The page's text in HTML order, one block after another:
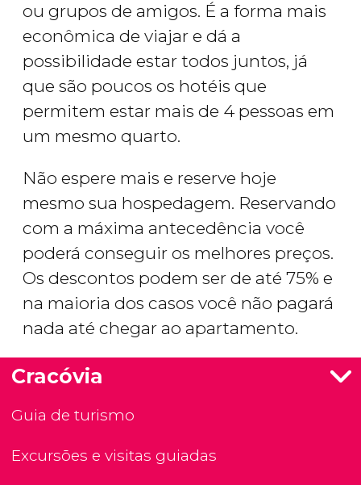
ou grupos de amigos. É a forma mais
econômica de viajar e dá a
possibilidade estar todos juntos, já
que são poucos os hotéis que
permitem estar mais de 4 pessoas em
um mesmo quarto.
Não espere mais e reserve hoje
mesmo sua hospedagem. Reservando
com a máxima antecedência você
poderá conseguir os melhores preços.
Os descontos podem ser de até 75% e
na maioria dos casos você não pagará
nada até chegar ao apartamento.
Cracóvia
Guia de turismo
Excursões e visitas guiadas